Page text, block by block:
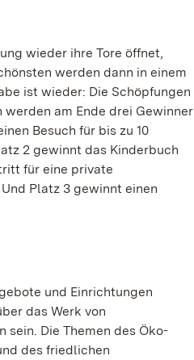
wieder ihre Tore öffnet,
werden dann in einem
ist wieder: Die Schöpfungen
am Ende drei Gewinner
Besuch für bis zu 10
2 gewinnt das Kinderbuch
für eine private
Platz 3 gewinnt einen
und Einrichtungen
das Werk von
sein. Die Themen des Öko-
des friedlichen